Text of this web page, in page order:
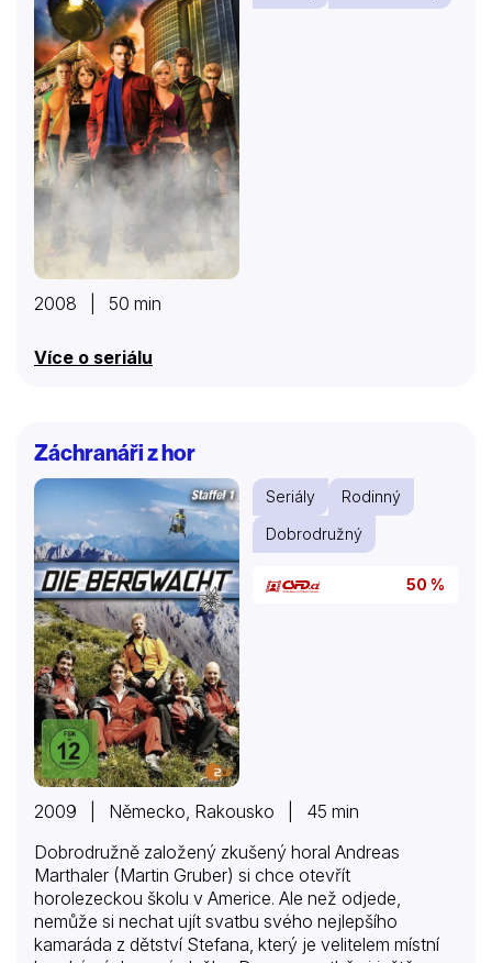
2008 | 50 min
Více o seriálu
Záchranáři z hor
Seriály
Rodinný
Dobrodružný
50 %
2009 | Německo, Rakousko | 45 min
Dobrodružně založený zkušený horal Andreas
Marthaler (Martin Gruber) si chce otevřít
horolezeckou školu v Americe. Ale než odjede,
nemůže si nechat ujít svatbu svého nejlepšího
kamaráda z dětství Stefana, který je velitelem místní